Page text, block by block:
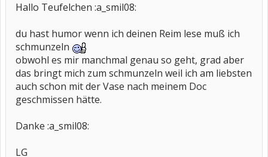
Hallo Teufelchen :a_smil08:
du hast humor wenn ich deinen Reim lese muß ich
schmunzeln
obwohl es mir manchmal genau so geht, grad aber
das bringt mich zum schmunzeln weil ich am liebsten
auch schon mit der Vase nach meinem Doc
geschmissen hätte.
Danke :a_smil08:
LG